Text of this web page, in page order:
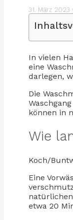
31. März 2023
In vielen
eine
darlegen,
Die
können in
Wie
Koch/
Eine
etwa 20